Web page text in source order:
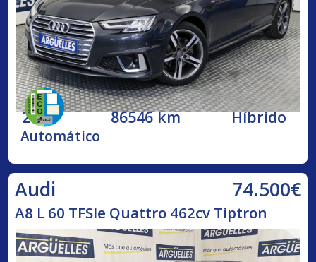
2020 86546 km Híbrido
Automático
Audi 74.500€
A8 L 60 TFSIe Quattro 462cv Tiptron